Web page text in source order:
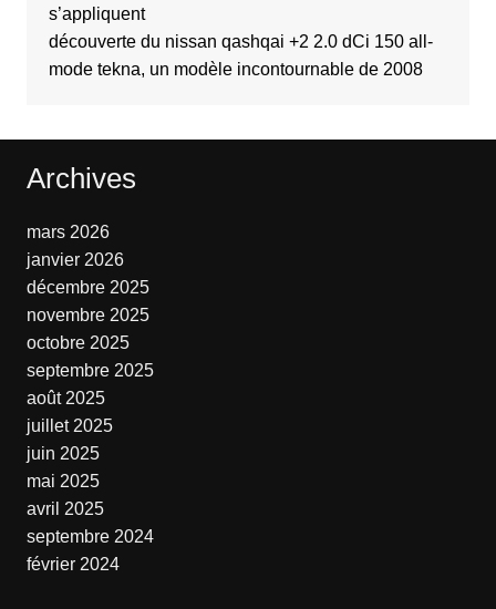
s’appliquent
découverte du nissan qashqai +2 2.0 dCi 150 all-
mode tekna, un modèle incontournable de 2008
Archives
mars 2026
janvier 2026
décembre 2025
novembre 2025
octobre 2025
septembre 2025
août 2025
juillet 2025
juin 2025
mai 2025
avril 2025
septembre 2024
février 2024